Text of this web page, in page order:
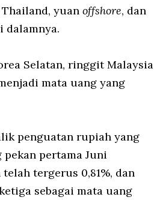
yuan offshore, dan
dalamnya.
Selatan, ringgit Malaysia
mata uang yang
penguatan rupiah yang
pekan pertama Juni
tergerus 0,81%, dan
sebagai mata uang